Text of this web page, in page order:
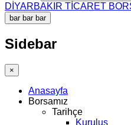
DİYARBAKIR TİCARET
bar bar bar
Sidebar
×
Anasayfa
Borsamız
Tarihçe
Kuruluş